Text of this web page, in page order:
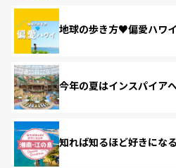
地球の歩き方♥偏愛ハワイ
今年の夏はインスパイア
知れば知るほど好きにな